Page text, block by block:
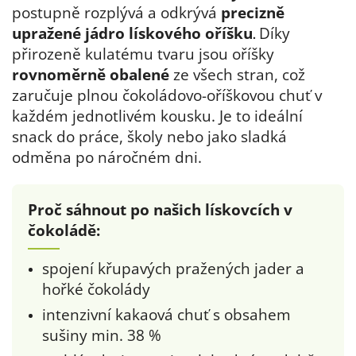
postupně rozplývá a odkrývá precizně
upražené jádro lískového oříšku. Díky
přirozeně kulatému tvaru jsou oříšky
rovnoměrně obalené ze všech stran, což
zaručuje plnou čokoládovo-oříškovou chuť v
každém jednotlivém kousku. Je to ideální
snack do práce, školy nebo jako sladká
odměna po náročném dni.
Proč sáhnout po našich lískovcích v
čokoládě:
spojení křupavých pražených jader a
hořké čokolády
intenzivní kakaová chuť s obsahem
sušiny min. 38 %